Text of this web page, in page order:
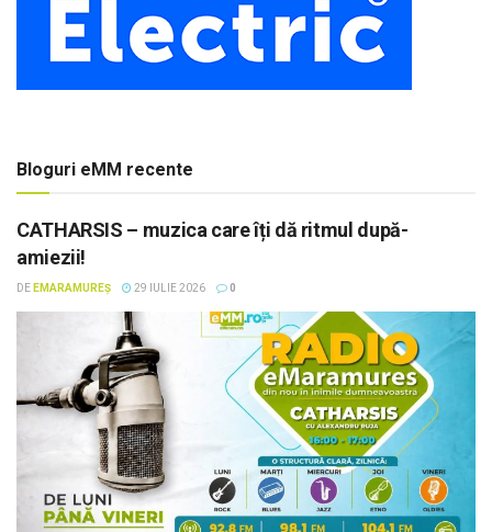
Bloguri eMM recente
CATHARSIS – muzica care îți dă ritmul după-
amiezii!
DE EMARAMUREȘ 29 IULIE 2026 0